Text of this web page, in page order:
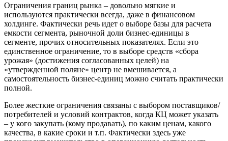
Ограничения границ рынка – довольно мягкие и
используются практически всегда, даже в финансовом
холдинге. Фактически речь идет о выборе базы для расчета
емкости сегмента, рыночной доли бизнес-единицы в
сегменте, прочих относительных показателях. Если это
единственное ограничение, то в выборе средств «сбора
урожая» (достижения согласованных целей) на
«утвержденной поляне» центр не вмешивается, а
самостоятельность бизнес-единиц можно считать практически
полной.
Более жесткие ограничения связаны с выбором поставщиков/
потребителей и условий контрактов, когда КЦ может указать
– у кого закупать (кому продавать), по каким ценам, какого
качества, в какие сроки и т.п. Фактически здесь уже